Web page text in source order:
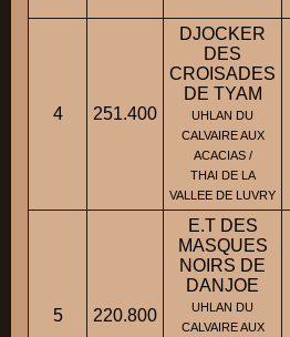
4 251.400
DJOCKER
DES
CROISADES
DE TYAM
UHLAN DU
CALVAIRE AUX
ACACIAS /
THAI DE LA
VALLEE DE LUVRY
5 220.800
E.T DES
MASQUES
NOIRS DE
DANJOE
UHLAN DU
CALVAIRE AUX